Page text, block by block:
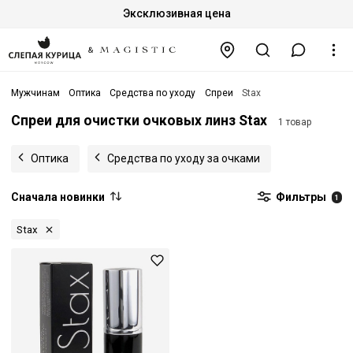
Эксклюзивная цена
Мужчинам Оптика Средства по уходу Спреи Stax
Спреи для очистки очковых линз Stax 1 товар
Оптика Средства по уходу за очками
Сначала новинки Фильтры 1
Stax